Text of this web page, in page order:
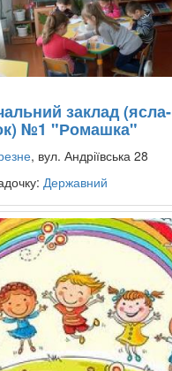
заклад (ясла-
№1 "Ромашка"
, вул. Андріївська 28
Державний